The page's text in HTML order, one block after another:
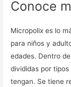
Conoce
Micropolix es lo
para niños y
edades. Dentro
divididas por
tengan. Se tiene